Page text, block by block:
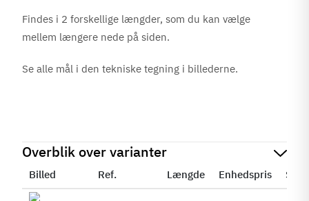
Findes i 2 forskellige længder, som du kan vælge
mellem længere nede på siden.
Se alle mål i den tekniske tegning i billederne.
Overblik over varianter
Billed Ref. Længde Enhedspris